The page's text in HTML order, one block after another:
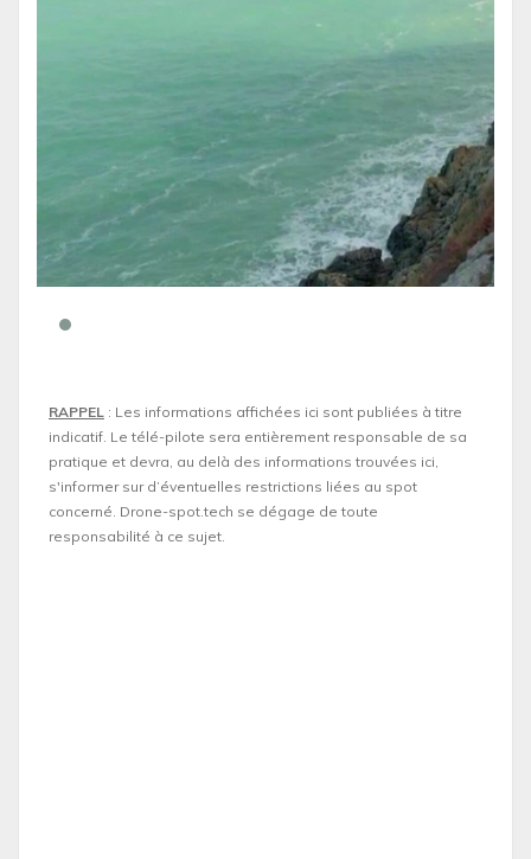
RAPPEL : Les informations affichées ici sont publiées à titre
indicatif. Le télé-pilote sera entièrement responsable de sa
pratique et devra, au delà des informations trouvées ici,
s'informer sur d’éventuelles restrictions liées au spot
concerné. Drone-spot.tech se dégage de toute
responsabilité à ce sujet.